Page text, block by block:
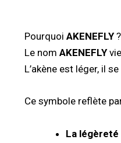
Pourquoi AKENEFLY?
Le nom AKENEFLY
L’akène est léger, il
Ce symbole reflète
La légèreté